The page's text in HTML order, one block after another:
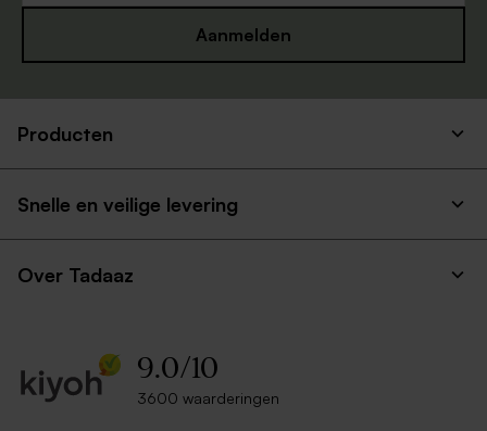
Aanmelden
Producten
Snelle en veilige levering
Over Tadaaz
9.0/10
3600 waarderingen